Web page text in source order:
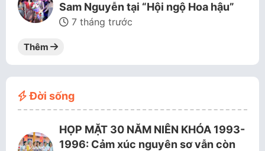
Sam Nguyễn tại “Hội ngộ Hoa hậu”
7 tháng trước
Thêm
Đời sống
HỌP MẶT 30 NĂM NIÊN KHÓA 1993-
1996: Cảm xúc nguyên sơ vẫn còn